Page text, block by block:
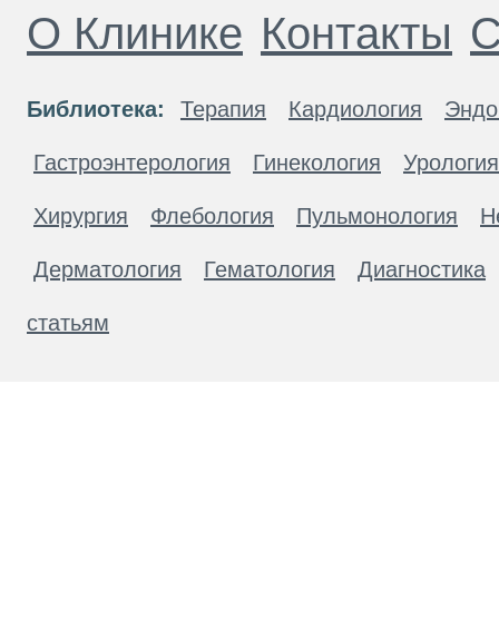
О Клинике Контакты
Библиотека: Терапия Кардиология
Гастроэнтерология Гинекология Урология
Хирургия Флебология Пульмонология
Дерматология Гематология Диагностика
статьям